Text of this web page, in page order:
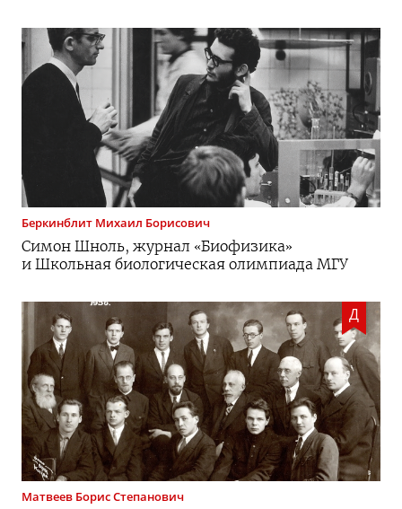
Беркинблит Михаил Борисович
Симон Шноль, журнал «Биофизика»
и Школьная биологическая олимпиада МГУ
Д
Матвеев Борис Степанович